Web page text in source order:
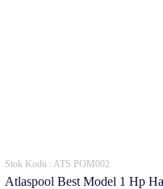
Stok Kodu : ATS POM002
Atlaspool Best Model 1 Hp